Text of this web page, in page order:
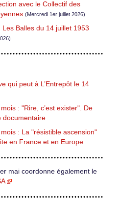
avec le Collectif des
(Mercredi 1er juillet 2026)
Les Balles du 14 juillet 1953
qui peut à L’Entrepôt le 14
: "Rire, c’est exister". De
documentaire
mois : La "résistible ascension"
en France et en Europe
mai coordonne également le